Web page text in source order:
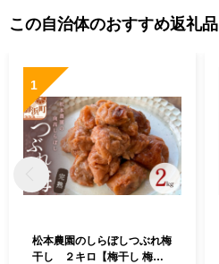
この自治体のおすすめ返礼品
1
松本農園のしらぼしつぶれ梅
干し ２キロ【梅干し 梅干